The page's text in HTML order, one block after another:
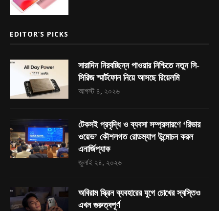
EDITOR’S PICKS
সারাদিন নিরবচ্ছিন্ন পাওয়ার নিশ্চিতে নতুন সি-
সিরিজ স্মার্টফোন নিয়ে আসছে রিয়েলমি
আগস্ট ৪, ২০২৬
টেকসই প্রবৃদ্ধি ও ব্যবসা সম্প্রসারণে ‘রিভার
ওয়েভ’ কৌশলগত রোডম্যাপ উন্মোচন করল
এনার্জিপ্যাক
জুলাই ২৪, ২০২৬
অবিরাম স্ক্রিন ব্যবহারের যুগে চোখের স্বস্তিও
এখন গুরুত্বপূর্ণ